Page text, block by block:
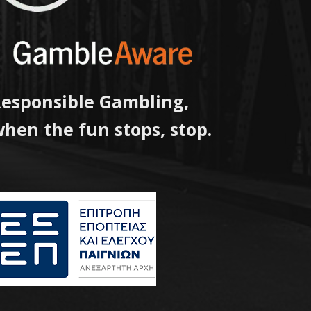
Gambling,
the fun stops, stop.